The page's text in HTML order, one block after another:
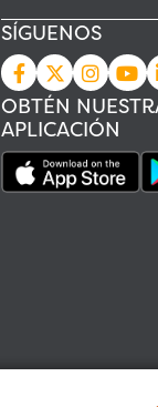
SÍGUENOS
OBTÉN
APLICACIÓN